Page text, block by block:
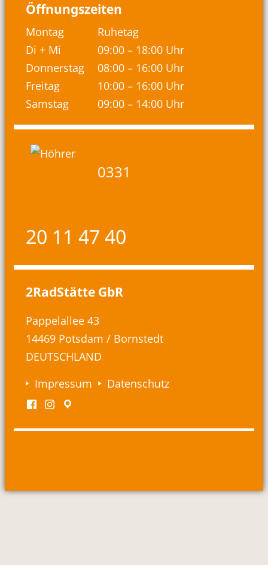
Öffnungszeiten
Montag
Ruhetag
Di + Mi
09:00 – 18:00 Uhr
Donnerstag
08:00 – 16:00 Uhr
Freitag
10:00 – 16:00 Uhr
Samstag
09:00 – 14:00 Uhr
0331
20 11 47 40
2RadStätte GbR
Pappelallee 43
14469 Potsdam / Bornstedt
DEUTSCHLAND
Impressum
Datenschutz